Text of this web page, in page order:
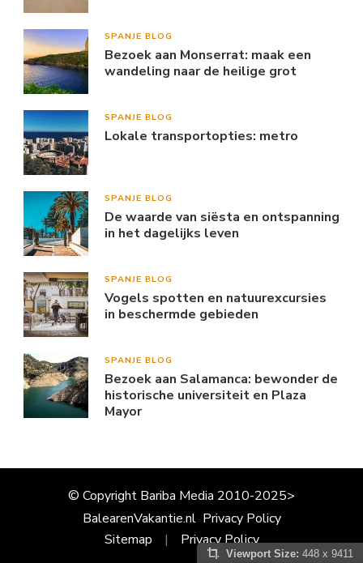
SPANJE BLOG
Bezoek aan Monserrat: maak een
wandeling naar de heilige grot
SPANJE BLOG
Lokale transportopties: metro
SPANJE BLOG
De waarde van siësta en ontspanning
in het dagelijks leven
SPANJE BLOG
Vogels spotten en natuurexcursies
in beschermde gebieden
SPANJE BLOG
Bezoek aan Salamanca: bewonder de
historische universiteit en Plaza
Mayor
© Copyright Bariba Media 2010-2025>
BalearenVakantie.nl Privacy Policy
Sitemap
Privacy Policy
Viewport Size: 448 x 9411